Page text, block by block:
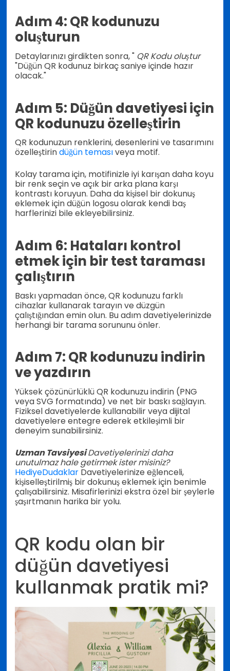
Adım 4: QR kodunuzu
oluşturun
Detaylarınızı girdikten sonra, " QR Kodu oluştur
"Düğün QR kodunuz birkaç saniye içinde hazır
olacak."
Adım 5: Düğün davetiyesi için
QR kodunuzu özelleştirin
QR kodunuzun renklerini, desenlerini ve tasarımını
özelleştirindüğün temasıveya motif.
Kolay tarama için, motifinizle iyi karışan daha koyu
bir renk seçin ve açık bir arka plana karşı
kontrastı koruyun. Daha da kişisel bir dokunuş
eklemek için düğün logosu olarak kendi baş
harflerinizi bile ekleyebilirsiniz.
Adım 6: Hataları kontrol
etmek için bir test taraması
çalıştırın
Baskı yapmadan önce, QR kodunuzu farklı
cihazlar kullanarak tarayın ve düzgün
çalıştığından emin olun. Bu adım davetiyelerinizde
herhangi bir tarama sorununu önler.
Adım 7: QR kodunuzu indirin
ve yazdırın
Yüksek çözünürlüklü QR kodunuzu indirin (PNG
veya SVG formatında) ve net bir baskı sağlayın.
Fiziksel davetiyelerde kullanabilir veya dijital
davetiyelere entegre ederek etkileşimli bir
deneyim sunabilirsiniz.
Uzman TavsiyesiDavetiyelerinizi daha
unutulmaz hale getirmek ister misiniz?
HediyeDudaklar Davetiyelerinize eğlenceli,
kişiselleştirilmiş bir dokunuş eklemek için benimle
çalışabilirsiniz. Misafirlerinizi ekstra özel bir şeylerle
şaşırtmanın harika bir yolu.
QR kodu olan bir
düğün davetiyesi
kullanmak pratik mi?